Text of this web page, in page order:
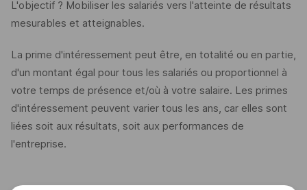
L'objectif ? Mobiliser les salariés vers l'atteinte de résultats
mesurables et atteignables.
La prime d'intéressement peut être, en totalité ou en partie,
d'un montant égal pour tous les salariés ou proportionnel à
votre temps de présence et/où à votre salaire. Les primes
d'intéressement peuvent varier tous les ans, car elles sont
liées soit aux résultats, soit aux performances de
l'entreprise.